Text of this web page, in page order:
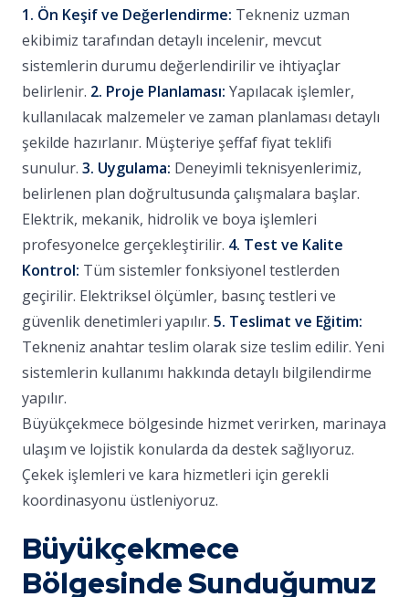
1. Ön Keşif ve Değerlendirme: Tekneniz uzman
ekibimiz tarafından detaylı incelenir, mevcut
sistemlerin durumu değerlendirilir ve ihtiyaçlar
belirlenir. 2. Proje Planlaması: Yapılacak işlemler,
kullanılacak malzemeler ve zaman planlaması detaylı
şekilde hazırlanır. Müşteriye şeffaf fiyat teklifi
sunulur. 3. Uygulama: Deneyimli teknisyenlerimiz,
belirlenen plan doğrultusunda çalışmalara başlar.
Elektrik, mekanik, hidrolik ve boya işlemleri
profesyonelce gerçekleştirilir. 4. Test ve Kalite
Kontrol: Tüm sistemler fonksiyonel testlerden
geçirilir. Elektriksel ölçümler, basınç testleri ve
güvenlik denetimleri yapılır. 5. Teslimat ve Eğitim:
Tekneniz anahtar teslim olarak size teslim edilir. Yeni
sistemlerin kullanımı hakkında detaylı bilgilendirme
yapılır.
Büyükçekmece bölgesinde hizmet verirken, marinaya
ulaşım ve lojistik konularda da destek sağlıyoruz.
Çekek işlemleri ve kara hizmetleri için gerekli
koordinasyonu üstleniyoruz.
Büyükçekmece
Bölgesinde Sunduğumuz